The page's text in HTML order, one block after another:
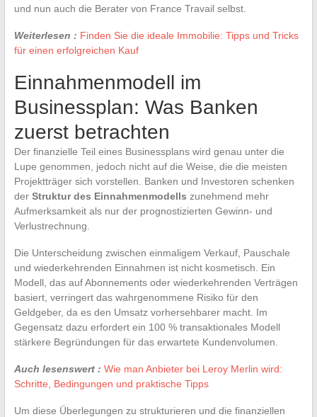
und nun auch die Berater von France Travail selbst.
Weiterlesen : Finden Sie die ideale Immobilie: Tipps und Tricks
für einen erfolgreichen Kauf
Einnahmenmodell im
Businessplan: Was Banken
zuerst betrachten
Der finanzielle Teil eines Businessplans wird genau unter die
Lupe genommen, jedoch nicht auf die Weise, die die meisten
Projektträger sich vorstellen. Banken und Investoren schenken
der Struktur des Einnahmenmodells zunehmend mehr
Aufmerksamkeit als nur der prognostizierten Gewinn- und
Verlustrechnung.
Die Unterscheidung zwischen einmaligem Verkauf, Pauschale
und wiederkehrenden Einnahmen ist nicht kosmetisch. Ein
Modell, das auf Abonnements oder wiederkehrenden Verträgen
basiert, verringert das wahrgenommene Risiko für den
Geldgeber, da es den Umsatz vorhersehbarer macht. Im
Gegensatz dazu erfordert ein 100 % transaktionales Modell
stärkere Begründungen für das erwartete Kundenvolumen.
Auch lesenswert : Wie man Anbieter bei Leroy Merlin wird:
Schritte, Bedingungen und praktische Tipps
Um diese Überlegungen zu strukturieren und die finanziellen